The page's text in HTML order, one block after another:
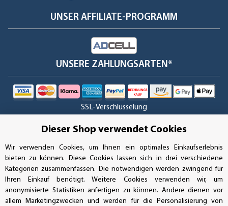
UNSER AFFILIATE-PROGRAMM
UNSERE ZAHLUNGSARTEN*
SSL-Verschlüsselung
UNSER VERSANDDIENSTLEISTER
Dieser Shop verwendet Cookies
Wir verwenden Cookies, um Ihnen ein optimales Einkaufserlebnis
bieten zu können. Diese Cookies lassen sich in drei verschiedene
Kategorien zusammenfassen. Die notwendigen werden zwingend für
Ihren Einkauf benötigt. Weitere Cookies verwenden wir, um
anonymisierte Statistiken anfertigen zu können. Andere dienen vor
allem Marketingzwecken und werden für die Personalisierung von